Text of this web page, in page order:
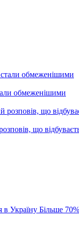
обмеженішими
що
в Україну Більше